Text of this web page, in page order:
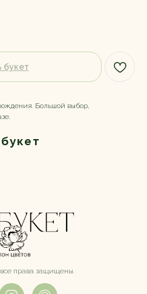
букет
Большой выбор,
права защищены.